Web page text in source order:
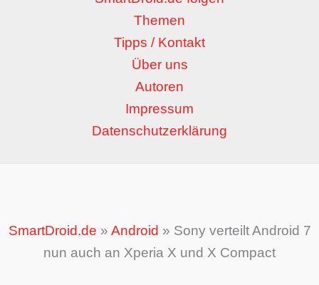
Themen
Tipps / Kontakt
Über uns
Autoren
Impressum
Datenschutzerklärung
SmartDroid.de » Android » Sony verteilt Android 7
nun auch an Xperia X und X Compact